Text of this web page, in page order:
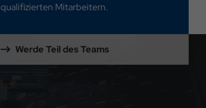
qualifizierten Mitarbeitern.
Werde Teil des Teams